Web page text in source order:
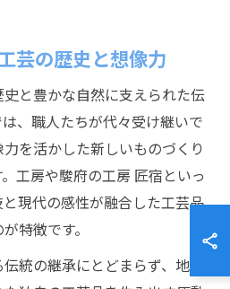
芸の歴史と想像力
と豊かな自然に支えられた伝
、職人たちが代々受け継いで
を活かした新しいものづくり
工房や駿府の工房 匠宿といっ
現代の感性が融合した工芸品
特徴です。
統の継承にとどまらず、地域